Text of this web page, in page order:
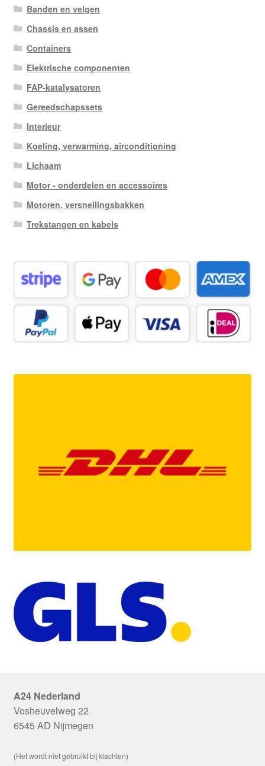
Banden en velgen
Chassis en assen
Containers
Elektrische componenten
FAP-katalysatoren
Gereedschapssets
Interieur
Koeling, verwarming, airconditioning
Lichaam
Motor - onderdelen en accessoires
Motoren, versnellingsbakken
Trekstangen en kabels
A24 Nederland
Vosheuvelweg 22
6545 AD Nijmegen
(Het wordt niet gebruikt bij klachten)